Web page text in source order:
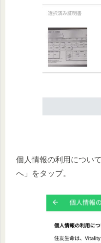
個人情報の利用につい
へ」をタップ。